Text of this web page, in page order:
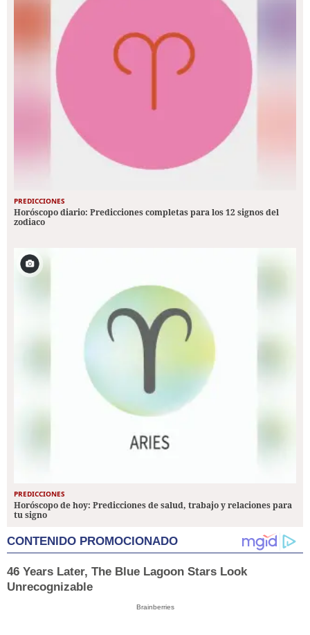
PREDICCIONES
Horóscopo diario: Predicciones completas para los 12 signos del
zodiaco
PREDICCIONES
Horóscopo de hoy: Predicciones de salud, trabajo y relaciones para
tu signo
CONTENIDO PROMOCIONADO
46 Years Later, The Blue Lagoon Stars Look
Unrecognizable
Brainberries